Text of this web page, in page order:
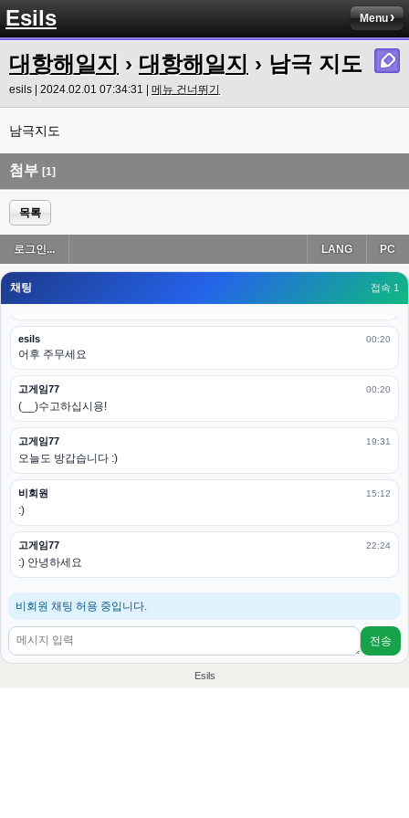
Esils Menu
대항해일지 › 대항해일지 › 남극 지도
esils | 2024.02.01 07:34:31 | 메뉴 건너뛰기
남극지도
첨부 [1]
목록
로그인... PC
LANG
채팅 접속 1
esils 00:19
이게 db 접속자수로 잡는형태로 해서 그런가 ;;
고게임77
밑에 일반웹게임이 더있었네요
esils
아 이제 2로 돌아왔군요
esils 00:19
다 펼쳐두면 너무길어서 ..
esils 00:19
모바일로 보는데도 좀 불편하더라구요
고게임77 00:19
아 ㅋㅋ 내일도 심심하면 들리겠습니다. 벌써 12시가 넘었었네요
esils 00:20
어후 주무세요
고게임77 00:20
(__)수고하십시용!
고게임77 19:31
오늘도 방갑습니다 :)
비회원 15:12
:)
고게임77 22:24
:) 안녕하세요
비회원 채팅 허용 중입니다.
전송
Esils